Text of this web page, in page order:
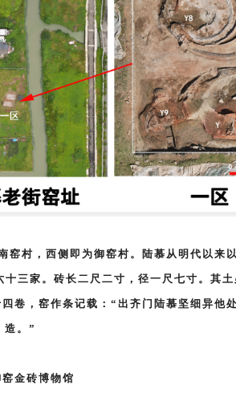
窑村，西侧即为御窑村。陆慕从明代以来
三家。砖长二尺二寸，径一尺七寸。其
卷，窑作条记载： “出齐门陆慕坚细异他
造。 ”
金砖博物馆